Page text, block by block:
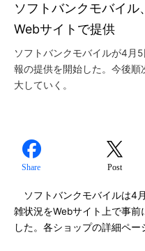
ソフトバンクモバイル
Webサイトで提供
ソフトバンクモバイルが4月
報の提供を開始した。今後
大していく。
Share Post
ソフトバンクモバイルは4
雑状況をWebサイト上で事
した。各ショップの詳細ペー